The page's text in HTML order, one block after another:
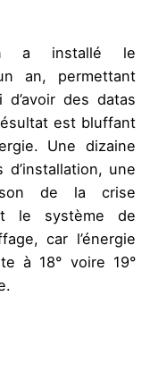
a installé le
an, permettant
d’avoir des datas
est bluffant
Une dizaine
une
de la crise
le système de
car l’énergie
à 18° voire 19°